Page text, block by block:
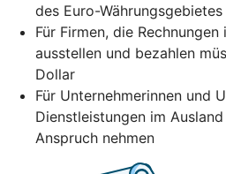
des Euro-
Für Firmen, die
ausstellen und bezahlen
Dollar
Für Unternehmerinnen und
Dienstleistungen im
Anspruch nehmen